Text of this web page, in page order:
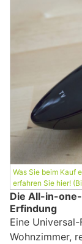
Was Sie beim Kauf
erfahren Sie hier!
Die All-in-
Erfindung
Eine
Wohnzimmer,